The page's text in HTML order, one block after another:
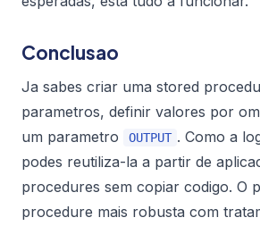
Conclusao
Ja sabes criar uma stored
parametros, definir valores por
um parametro
OUTPUT . Como a
podes reutiliza-la a partir de
procedures sem copiar codigo. O
procedure mais robusta com